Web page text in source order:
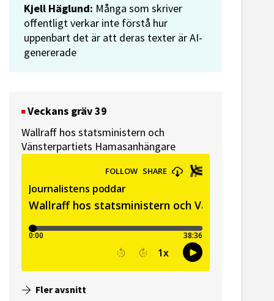
Kjell Häglund: Många som skriver
offentligt verkar inte förstå hur
uppenbart det är att deras texter är AI-
genererade
Veckans gräv 39
Wallraff hos statsministern och
Vänsterpartiets Hamasanhängare
Fler avsnitt